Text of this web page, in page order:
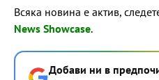
Всяка новина е актив,
News Showcase.
Добави ни в